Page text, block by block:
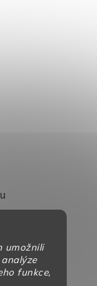
umožnili
funkce,